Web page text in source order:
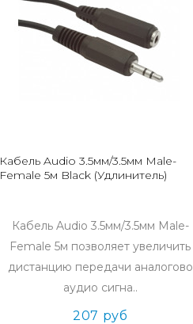
Кабель Audio 3.5мм/3.5мм Male-
Female 5м Black (Удлинитель)
Кабель Audio 3.5мм/3.5мм Male-
Female 5м позволяет увеличить
дистанцию передачи аналогово
аудио сигна..
207 руб